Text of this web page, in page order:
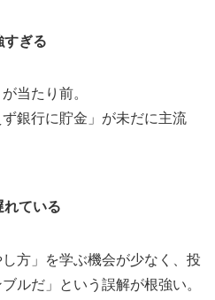
ぎる
当たり前。
銀行に貯金」が未だに主流
ている
方」を学ぶ機会が少なく、投
ルだ」という誤解が根強い。